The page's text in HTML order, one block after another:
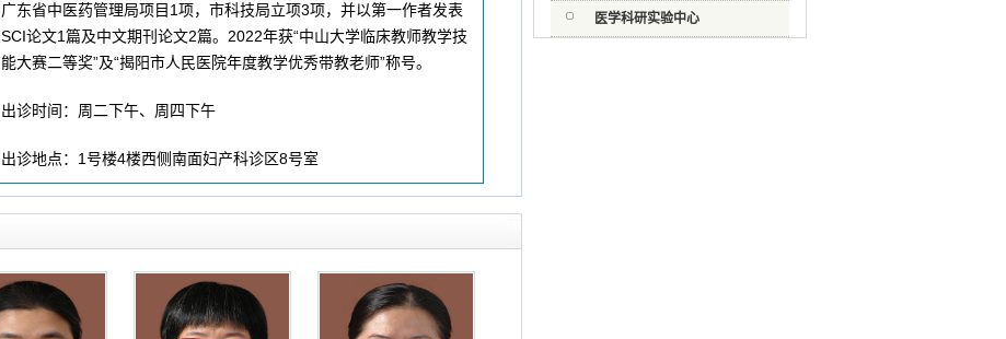
广东省中医药管理局项目1项，市科技局立项3项，并以第一作者发表
SCI论文1篇及中文期刊论文2篇。2022年获“中山大学临床教师教学技
能大赛二等奖”及“揭阳市人民医院年度教学优秀带教老师”称号。
出诊时间：周二下午、周四下午
出诊地点：1号楼4楼西侧南面妇产科诊区8号室
医学科研实验中心